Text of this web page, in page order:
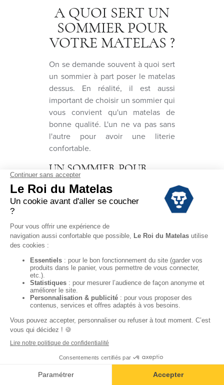
A QUOI SERT UN
SOMMIER POUR
VOTRE MATELAS ?
On se demande souvent à quoi sert
un sommier à part poser le matelas
dessus. En réalité, il est aussi
important de choisir un sommier qui
vous convient qu'un matelas de
bonne qualité. L'un ne va pas sans
l'autre pour avoir une literie
confortable.
UN SOMMIER POUR
ABSORBER LES
MOUVEMENTS
On le sait, la nuit, on bouge
beaucoup. Pendant ce temps, le
mouvements. Si vous posez votre
matelas à même le sol, il ne pourra
pas amortir les chocs. Vous aurez
beau avoir un matelas confortable,
ferme. Avec des lattes en bois, des
ressorts ou unsommier tapissier
mouvements nocturnes et raffermir
immédiatement le couchage.